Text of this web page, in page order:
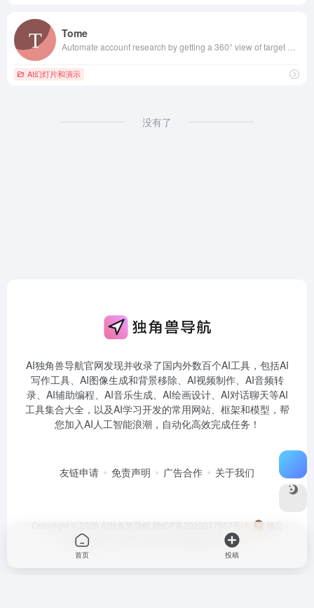
Tome
AI幻灯片和演示
没有了
AI独角兽导航官网发现并收录了国内外数百个AI工具，包括AI
写作工具、AI图像生成和背景移除、AI视频制作、AI音频转
录、AI辅助编程、AI音乐生成、AI绘画设计、AI对话聊天等AI
工具集合大全，以及AI学习开发的常用网站、框架和模型，帮
您加入AI人工智能浪潮，自动化高效完成任务！
友链申请 免责声明 广告合作 关于我们
Copyright © 2026 AI独角兽导航 赣ICP备2023017507号-1
赣公
网安备36011102001198号
强力驱动
首页 投稿